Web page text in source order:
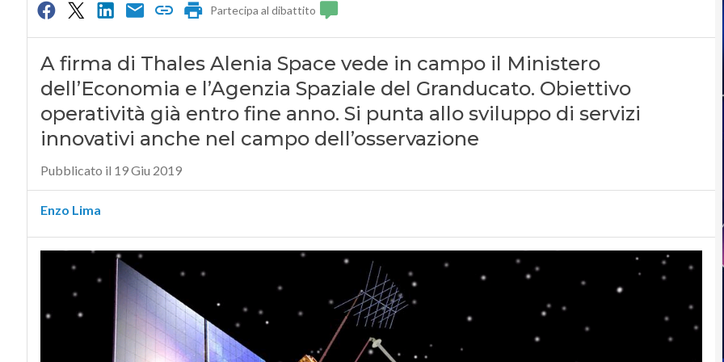
Partecipa al dibattito
A firma di Thales Alenia Space vede in campo il Ministero
dell’Economia e l’Agenzia Spaziale del Granducato. Obiettivo
operatività già entro fine anno. Si punta allo sviluppo di servizi
innovativi anche nel campo dell’osservazione
Pubblicato il 19 Giu 2019
Enzo Lima